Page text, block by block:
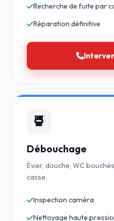
Recherche de fuite par
Réparation définitive
Débouchage
Évier, douche, WC
casse.
Inspection caméra
Nettoyage haute